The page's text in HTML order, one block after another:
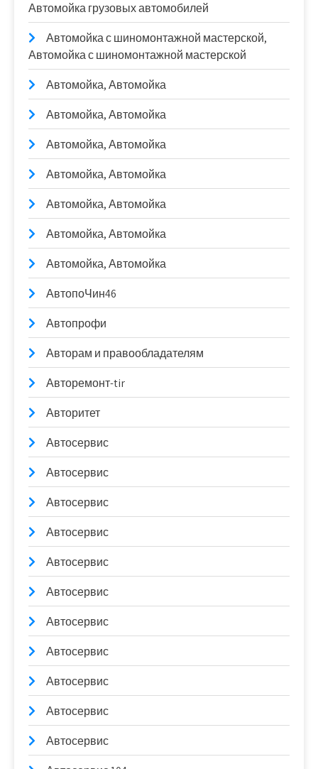
Автомойка грузовых автомобилей
Автомойка с шиномонтажной мастерской,
Автомойка с шиномонтажной мастерской
Автомойка, Автомойка
Автомойка, Автомойка
Автомойка, Автомойка
Автомойка, Автомойка
Автомойка, Автомойка
Автомойка, Автомойка
Автомойка, Автомойка
АвтопоЧин46
Автопрофи
Авторам и правообладателям
Авторемонт-tir
Авторитет
Автосервис
Автосервис
Автосервис
Автосервис
Автосервис
Автосервис
Автосервис
Автосервис
Автосервис
Автосервис
Автосервис